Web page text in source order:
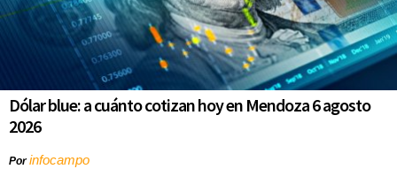
Dólar blue: a cuánto cotizan hoy en Mendoza 6 agosto
2026
Porinfocampo